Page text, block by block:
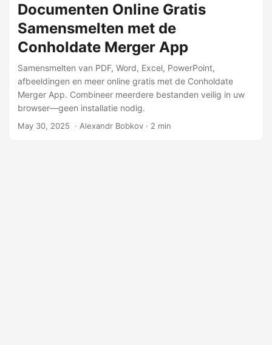
Documenten Online Gratis
Samensmelten met de
Conholdate Merger App
Samensmelten van PDF, Word, Excel, PowerPoint,
afbeeldingen en meer online gratis met de Conholdate
Merger App. Combineer meerdere bestanden veilig in uw
browser—geen installatie nodig.
May 30, 2025 ‎ · Alexandr Bobkov · 2 min